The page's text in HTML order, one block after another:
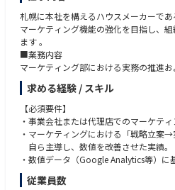
札幌に本社を構えるハウスメーカーで
マーケティング機能の強化を目指し、
ます 。
■業務内容
マーケティング部における実務の推進
て各ブランド
（ロゴスホーム、豊栄建設など）のマー
っていただきます。
●戦略立案・実行: 各事業会社の商談目
●KPI管理・分析: GAデータや予算管理
イクルの構築 。
●リソース・予算管理: 各ブランドに割
●外部パートナー連携: 広告代理店や制
求める経験 / スキル
【必須要件】
・事業会社または代理店でのマーケテ
・マーケティングにおける「戦略立案
自ら主導し、数値を改善させた実績。
・数値データ（Google Analytics等）に
を導き出す分析能力。
・KGI・KPIから逆算した施策を検討・
従業員数